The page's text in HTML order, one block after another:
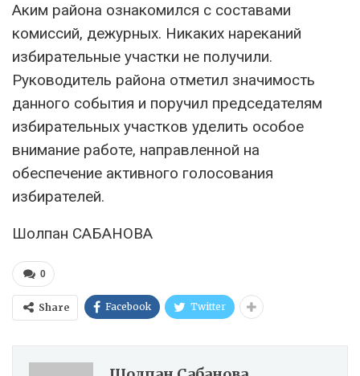
Аким района ознакомился с составами
комиссий, дежурных. Никаких нареканий
избирательные участки не получили.
Руководитель района отметил значимость
данного события и поручил председателям
избирательных участков уделить особое
внимание работе, направленной на
обеспечение активного голосования
избирателей.
Шолпан САБАНОВА
0
Share Facebook Twitter